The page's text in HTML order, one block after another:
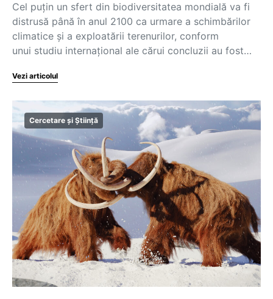
Cel puţin un sfert din biodiversitatea mondială va fi
distrusă până în anul 2100 ca urmare a schimbărilor
climatice şi a exploatării terenurilor, conform
unui studiu internaţional ale cărui concluzii au fost…
Vezi articolul
Cercetare și Știință